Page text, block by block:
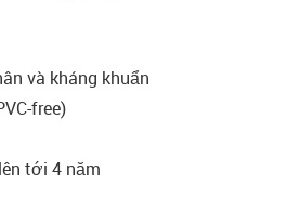
và kháng khuẩn
free)
tới 4 năm